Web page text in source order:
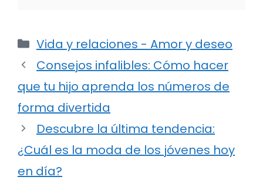
Categorías
Vida y relaciones - Amor y deseo
Consejos infalibles: Cómo hacer
que tu hijo aprenda los números de
forma divertida
Descubre la última tendencia:
¿Cuál es la moda de los jóvenes hoy
en día?